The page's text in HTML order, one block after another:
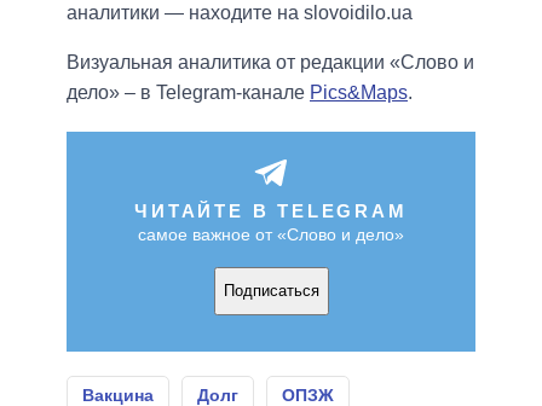
аналитики — находите на slovoidilo.ua
Визуальная аналитика от редакции «Слово и
дело» – в Telegram-канале Pics&Maps.
ЧИТАЙТЕ В TELEGRAM
самое важное от «Слово и дело»
Подписаться
Вакцина Долг ОПЗЖ